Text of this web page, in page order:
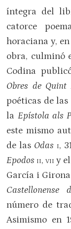
íntegra del
catorce
horaciana y,
obra, culminó
Codina
Obres de Quint
poéticas de las
la Epístola als
este mismo
de las Odas i,
Epodos ii,viiy el
García i
Castellonense
número de
Asimismo en